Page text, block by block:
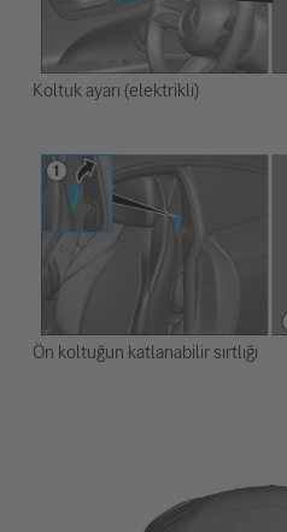
Koltuk ayarı (elektrikli)
Ön koltuğun katlanabilir sırtlığı